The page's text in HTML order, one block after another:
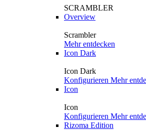
SCRAMBLER
Overview
Scrambler
Mehr entdecken
Icon Dark
Icon Dark
Konfigurieren Mehr
Icon
Icon
Konfigurieren Mehr
Rizoma Edition